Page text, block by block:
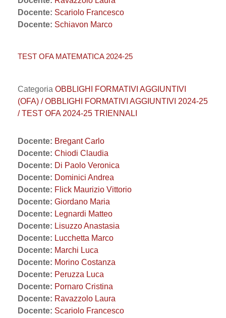
Docente: Scariolo Francesco
Docente: Schiavon Marco
TEST OFA MATEMATICA 2024-25
Categoria OBBLIGHI FORMATIVI AGGIUNTIVI
(OFA) / OBBLIGHI FORMATIVI AGGIUNTIVI 2024-25
/ TEST OFA 2024-25 TRIENNALI
Docente: Bregant Carlo
Docente: Chiodi Claudia
Docente: Di Paolo Veronica
Docente: Dominici Andrea
Docente: Flick Maurizio Vittorio
Docente: Giordano Maria
Docente: Legnardi Matteo
Docente: Lisuzzo Anastasia
Docente: Lucchetta Marco
Docente: Marchi Luca
Docente: Morino Costanza
Docente: Peruzza Luca
Docente: Pornaro Cristina
Docente: Ravazzolo Laura
Docente: Scariolo Francesco